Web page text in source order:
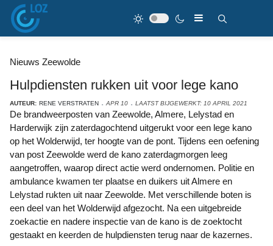
Nieuws Zeewolde
Hulpdiensten rukken uit voor lege kano
AUTEUR: RENE VERSTRATEN APR 10 LAATST BIJGEWERKT: 10 APRIL 2021
De brandweerposten van Zeewolde, Almere, Lelystad en
Harderwijk zijn zaterdagochtend uitgerukt voor een lege kano
op het Wolderwijd, ter hoogte van de pont. Tijdens een oefening
van post Zeewolde werd de kano zaterdagmorgen leeg
aangetroffen, waarop direct actie werd ondernomen. Politie en
ambulance kwamen ter plaatse en duikers uit Almere en
Lelystad rukten uit naar Zeewolde. Met verschillende boten is
een deel van het Wolderwijd afgezocht. Na een uitgebreide
zoekactie en nadere inspectie van de kano is de zoektocht
gestaakt en keerden de hulpdiensten terug naar de kazernes.